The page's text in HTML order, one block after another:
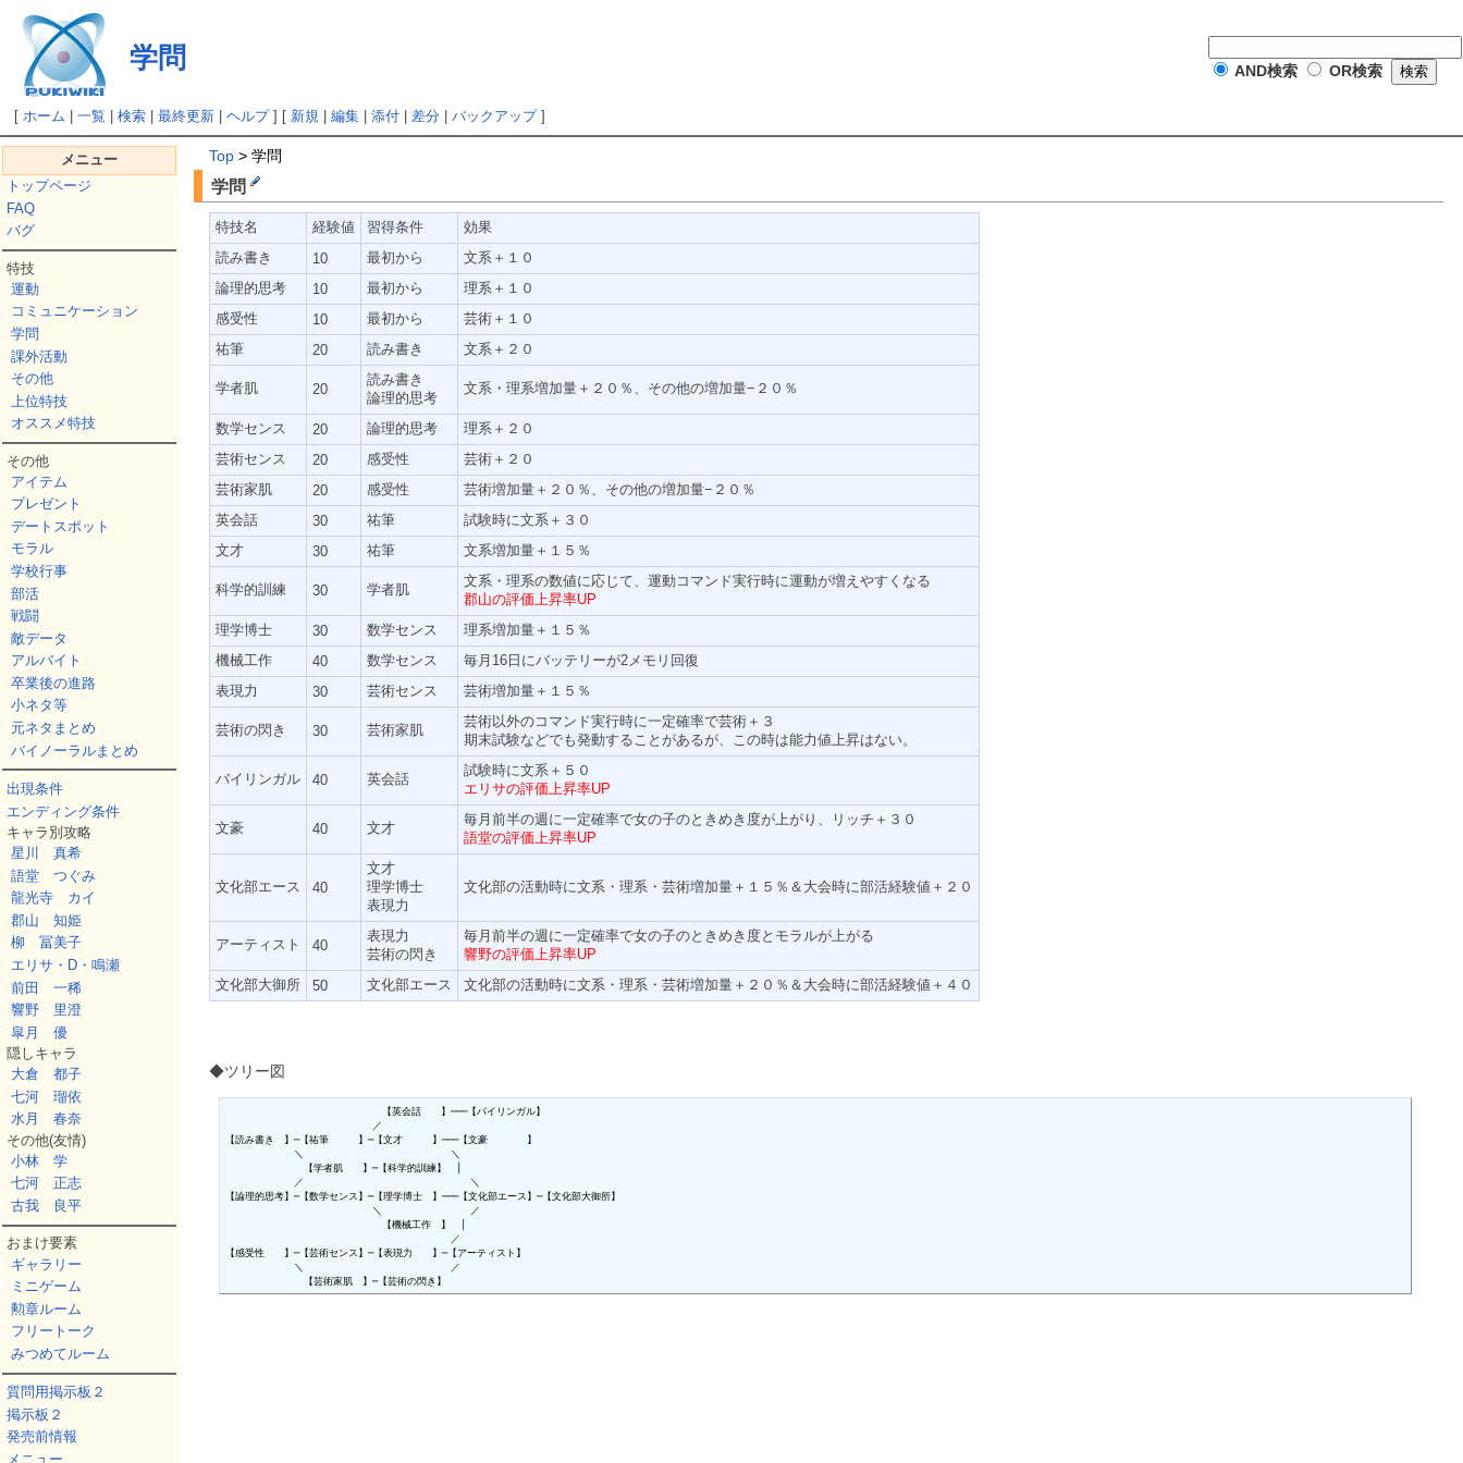
学問 AND検索 OR検索
[ホーム |一覧 |検索 |最終更新 |ヘルプ] [ 新規 |編集 |添付 |差分 |バックアップ]
メニュー
トップページ
FAQ
バグ
特技
運動
コミュニケーション
学問
課外活動
その他
上位特技
オススメ特技
その他
アイテム
プレゼント
デートスポット
モラル
学校行事
部活
戦闘
敵データ
アルバイト
卒業後の進路
小ネタ等
元ネタまとめ
バイノーラルまとめ
出現条件
エンディング条件
キャラ別攻略
星川 真希
語堂 つぐみ
龍光寺 カイ
郡山 知姫
柳 冨美子
エリサ・D・鳴瀬
前田 一稀
響野 里澄
皐月 優
隠しキャラ
大倉 都子
七河 瑠依
水月 春奈
その他(友情)
小林 学
七河 正志
古我 良平
おまけ要素
ギャラリー
ミニゲーム
勲章ルーム
フリートーク
みつめてルーム
質問用掲示板２
掲示板２
発売前情報
メニュー
Top > 学問
学問
特技名 経験値 習得条件
効果
読み書き
10 最初から
文系＋１０
論理的思考
10 最初から
理系＋１０
感受性
10 最初から
芸術＋１０
祐筆
20 読み書き 文系＋２０
学者肌 20
読み書き
論理的思考
文系・理系増加量＋２０％、その他の増加量−２０％
数学センス 20 論理的思考
理系＋２０
芸術センス
20 感受性
芸術＋２０
芸術家肌
20 感受性
芸術増加量＋２０％、その他の増加量−２０％
英会話
30 祐筆
試験時に文系＋３０
文才
30 祐筆 文系増加量＋１５％
科学的訓練 30 学者肌
文系・理系の数値に応じて、運動コマンド実行時に運動が増えやすくなる
郡山の評価上昇率UP
理学博士
30 数学センス
理系増加量＋１５％
機械工作
40 数学センス
毎月16日にバッテリーが2メモリ回復
表現力
30 芸術センス 芸術増加量＋１５％
芸術の閃き 30 芸術家肌
芸術以外のコマンド実行時に一定確率で芸術＋３
期末試験などでも発動することがあるが、この時は能力値上昇はない。
バイリンガル 40 英会話
試験時に文系＋５０
エリサの評価上昇率UP
文豪 40 文才
毎月前半の週に一定確率で女の子のときめき度が上がり、リッチ＋３０
語堂の評価上昇率UP
文化部エース 40
文才
理学博士
表現力
文化部の活動時に文系・理系・芸術増加量＋１５％＆大会時に部活経験値＋２０
アーティスト 40
表現力
芸術の閃き
毎月前半の週に一定確率で女の子のときめき度とモラルが上がる
響野の評価上昇率UP
文化部大御所
50 文化部エース 文化部の活動時に文系・理系・芸術増加量＋２０％＆大会時に部活経験値＋４０
◆ツリー図
【英会話　　】───【バイリンガル】
／
【読み書き　】─【祐筆　　　】─【文才　　　】───【文豪　　　　】
＼　　　　　　　　　　　　　　　＼
【学者肌　　】─【科学的訓練】　│
／　　　　　　　　　　　　　　　　　＼
【論理的思考】─【数学センス】─【理学博士　】───【文化部エース】─【文化部大御所】
＼　　　　　　　　　／
【機械工作　】　│
／
【感受性　　】─【芸術センス】─【表現力　　】─【アーティスト】
＼　　　　　　　　　　　　　　　／
【芸術家肌　】─【芸術の閃き】